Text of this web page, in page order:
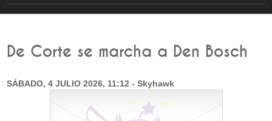
De Corte se marcha a Den Bosch
SÁBADO, 4 JULIO 2026, 11:12 - Skyhawk